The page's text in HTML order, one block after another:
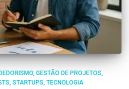
GESTÃO DE PROJETOS
STARTUPS TECNOLOGIA